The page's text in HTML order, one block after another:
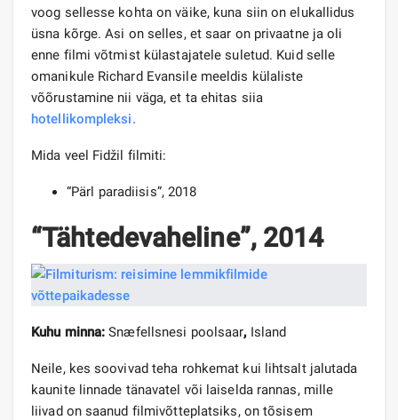
voog sellesse kohta on väike, kuna siin on elukallidus
üsna kõrge. Asi on selles, et saar on privaatne ja oli
enne filmi võtmist külastajatele suletud. Kuid selle
omanikule Richard Evansile meeldis külaliste
võõrustamine nii väga, et ta ehitas siia
hotellikompleksi.
Mida veel Fidžil filmiti:
“Pärl paradiisis”, 2018
“Tähtedevaheline”, 2014
Kuhu minna: Snæfellsnesi poolsaar,Island
Neile, kes soovivad teha rohkemat kui lihtsalt jalutada
kaunite linnade tänavatel või laiselda rannas, mille
liivad on saanud filmivõtteplatsiks, on tõsisem